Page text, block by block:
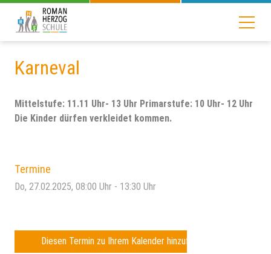
Karneval
Mittelstufe: 11.11 Uhr- 13 Uhr Primarstufe: 10 Uhr- 12 Uhr
Die Kinder dürfen verkleidet kommen.
Termine
Do, 27.02.2025, 08:00 Uhr - 13:30 Uhr
Diesen Termin zu Ihrem Kalender hinzufügen